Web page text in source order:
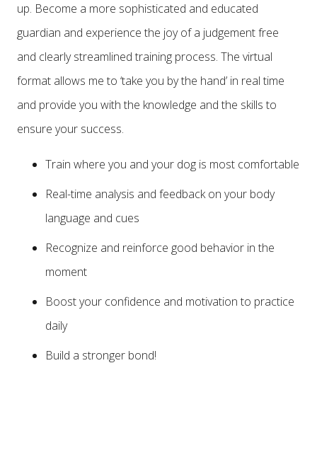
up. Become a more sophisticated and educated
guardian and experience the joy of a judgement free
and clearly streamlined training process. The virtual
format allows me to ‘take you by the hand’ in real time
and provide you with the knowledge and the skills to
ensure your success.
Train where you and your dog is most comfortable
Real-time analysis and feedback on your body
language and cues
Recognize and reinforce good behavior in the
moment
Boost your confidence and motivation to practice
daily
Build a stronger bond!